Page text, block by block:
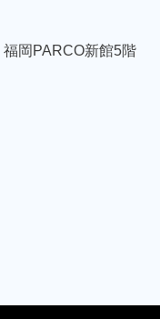
岡PARCO新館5階